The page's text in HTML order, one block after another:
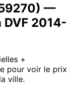
) —
2014-
+
pour voir le prix
ville.